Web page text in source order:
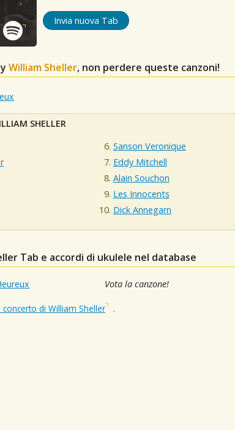
Invia nuova Tab
William Sheller, non perdere queste canzoni!
SHELLER
Sanson Veronique
Eddy Mitchell
Alain Souchon
Les Innocents
Dick Annegarn
Tab e accordi di ukulele nel database
Vota la canzone!
di William Sheller .